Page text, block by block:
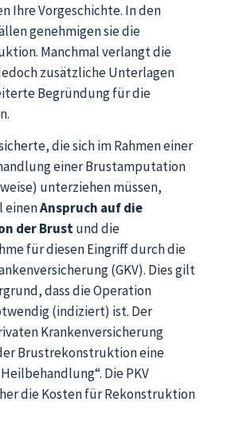
Ihre Vorgeschichte. In den
genehmigen sie die
Manchmal verlangt die
zusätzliche Unterlagen
Begründung für die
die sich im Rahmen einer
einer Brustamputation
unterziehen müssen,
einenAnspruch auf die
der Brustund die
für diesen Eingriff durch die
(GKV). Dies gilt
dass die Operation
(indiziert) ist. Der
Krankenversicherung
Brustrekonstruktion eine
Die PKV
die Kosten für Rekonstruktion